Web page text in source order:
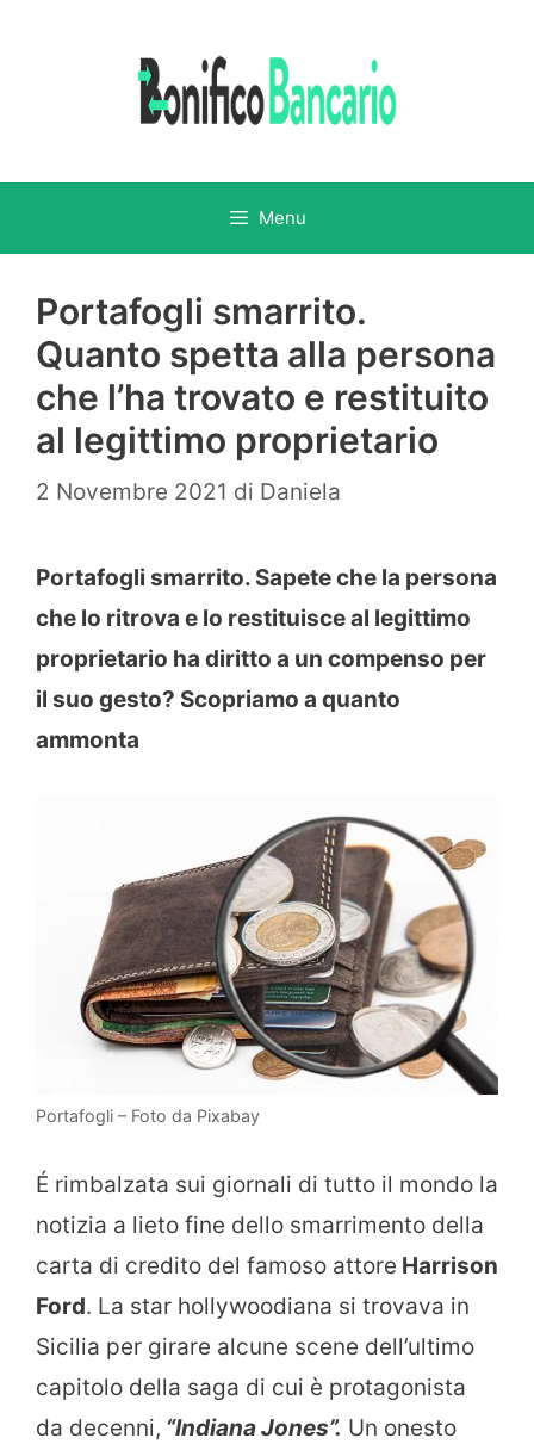
Menu
Portafogli smarrito.
Quanto spetta alla persona
che l’ha trovato e restituito
al legittimo proprietario
2 Novembre 2021 di Daniela
Portafogli smarrito. Sapete che la persona
che lo ritrova e lo restituisce al legittimo
proprietario ha diritto a un compenso per
il suo gesto? Scopriamo a quanto
ammonta
Portafogli – Foto da Pixabay
É rimbalzata sui giornali di tutto il mondo la
notizia a lieto fine dello smarrimento della
carta di credito del famoso attore Harrison
Ford. La star hollywoodiana si trovava in
Sicilia per girare alcune scene dell’ultimo
capitolo della saga di cui è protagonista
da decenni, “Indiana Jones”. Un onesto